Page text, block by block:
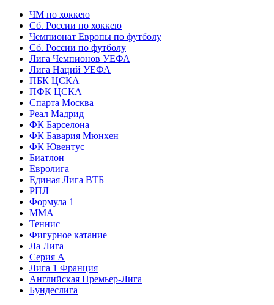
ЧМ по хоккею
Сб. России по хоккею
Чемпионат Европы по футболу
Сб. России по футболу
Лига Чемпионов УЕФА
Лига Наций УЕФА
ПБК ЦСКА
ПФК ЦСКА
Спарта Москва
Реал Мадрид
ФК Барселона
ФК Бавария Мюнхен
ФК Ювентус
Биатлон
Евролига
Единая Лига ВТБ
РПЛ
Формула 1
MMA
Теннис
Фигурное катание
Ла Лига
Серия А
Лига 1 Франция
Английская Премьер-Лига
Бундеслига